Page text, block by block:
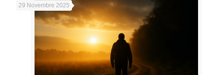
29 Novembre 2025